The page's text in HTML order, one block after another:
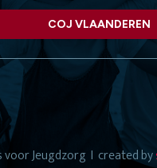
COJ VLAANDEREN
JeugdzorgI created by